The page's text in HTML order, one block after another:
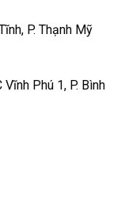
P. Thạnh Mỹ
Phú 1, P. Bình